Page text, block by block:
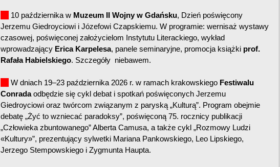
10 października w Muzeum II Wojny w Gdańsku, Dzień poświęcony
Jerzemu Giedroyciowi i Józefowi Czapskiemu. W programie: wernisaż wystawy
czasowej, poświęconej założycielom Instytutu Literackiego, wykład
wprowadzający Erica Karpelesa, panele seminaryjne, promocja książki prof.
Rafała Habielskiego. Szczegóły niebawem.
W dniach 19–23 października 2026 r. w ramach krakowskiego Festiwalu
Conradaodbędzie się cykl debat i spotkań poświęconych Jerzemu
Giedroyciowi oraz twórcom związanym z paryską „Kulturą”. Program obejmie
debatę „Żyć to wzniecać paradoksy”, poświęconą 75. rocznicy publikacji
„Człowieka zbuntowanego” Alberta Camusa, a także cykl „Rozmowy Ludzi
«Kultury»”, prezentujący sylwetki Mariana Pankowskiego, Leo Lipskiego,
Jerzego Stempowskiego i Zygmunta Haupta.